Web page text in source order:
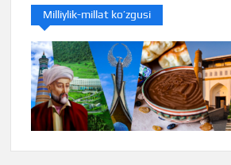
Milliylik-millat ko’zgusi